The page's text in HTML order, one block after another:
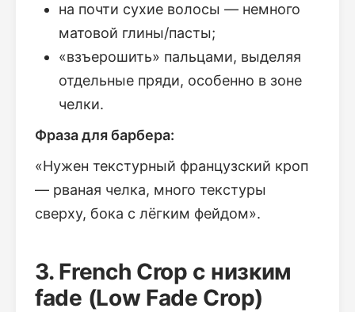
на почти сухие волосы — немного
матовой глины/пасты;
«взъерошить» пальцами, выделяя
отдельные пряди, особенно в зоне
челки.
Фраза для барбера:
«Нужен текстурный французский кроп
— рваная челка, много текстуры
сверху, бока с лёгким фейдом».
3. French Crop с низким
fade (Low Fade Crop)